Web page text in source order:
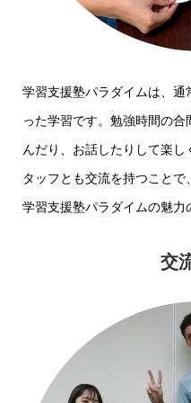
学習支援塾パラダイムは、通
った学習です。勉強時間の
んだり、お話したりして楽
タッフとも交流を持つこと
学習支援塾パラダイムの魅力
交